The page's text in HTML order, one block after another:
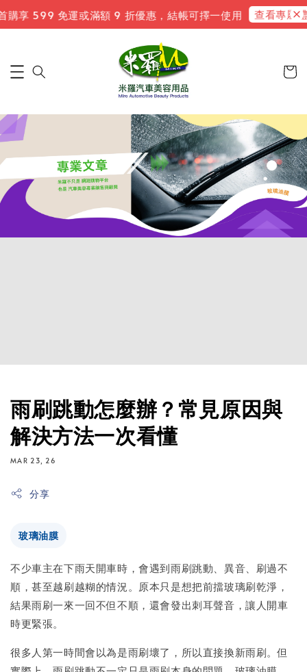
599 免運或滿額 9 折優惠，結帳可擇一使用 查看專屬禮遇
雨刷跳動怎麼辦？常見原因與
解決方法一次看懂
MAR 23, 26
分享
玻璃油膜
不少車主在下雨天開車時，會遇到雨刷跳動、異音、刷過不
順，甚至越刷越糊的情況。原本只是想把前擋玻璃刷乾淨，
結果雨刷一來一回不但不順，還會發出刺耳聲音，讓人開車
時更緊張。
很多人第一時間會以為是雨刷壞了，所以直接換新雨刷。但